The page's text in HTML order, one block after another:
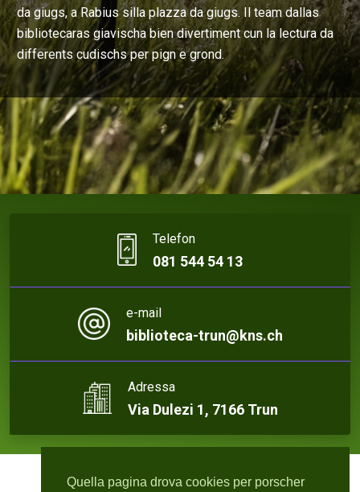
Quella pagina drova cookies per porscher
da giugs, a Rabius silla plazza da giugs. Il team dallas
bibliotecaras giavischa bien divertiment cun la lectura da
differents cudischs per pign e grond.
Telefon
081 544 54 13
e-mail
biblioteca-trun@kns.ch
Adressa
Via Dulezi 1, 7166 Trun